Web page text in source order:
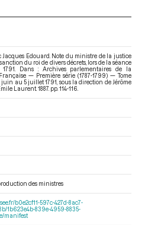
Jacques Edouard. Note du ministre de la justice
du roi de divers décrets, lors de la séance
Dans : Archives parlementaires de la
— Première série (1787-1799) — Tome
juin au 5 juillet 1791 , sous la direction de Jérôme
Laurent. 1887. pp. 114-116.
des ministres
b0e2cf11-597c-427d-8ac7-
1b623e4b-839e-4959-8835-
manifest